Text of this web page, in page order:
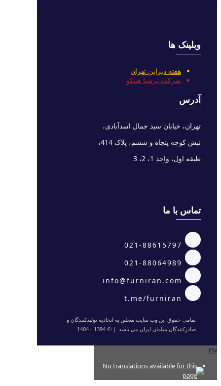
وبلینک ها
هفته دیزاین تهران
شرکت پرشیا فیپکو
آدرس
تهران، خیابان سید جمال اسدآبادی،
نبش کوچه پنجاه و ششم، پلاک 414،
طبقه اول، واحد 1، 2، 3
تماس با ما
تمامی حقوق این وب سایت متعلق به اتحادیه تولیدکنندگان و
صادرکنندگان مبلمان ایران می باشد. | © 1394 - 1404
EN
No translations available for this
page